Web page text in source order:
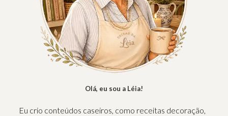
Olá, eu sou a Léia!
Eu crio conteúdos caseiros, como receitas decoração,